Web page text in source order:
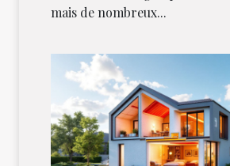
mais de nombreux...